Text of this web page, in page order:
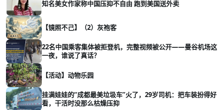
知名美女作家称中国压抑不自由 跑到美国送外卖
【镜照不己】（2）灰袍客
22名中国乘客集体被拒登机，完整视频被公开——曼谷机场这
一夜，谁说了真话？
【活动】动物乐园
挂满娃娃的“成都最美垃圾车”火了，29岁司机：把车装扮得好
看，干活时没那么枯燥压抑